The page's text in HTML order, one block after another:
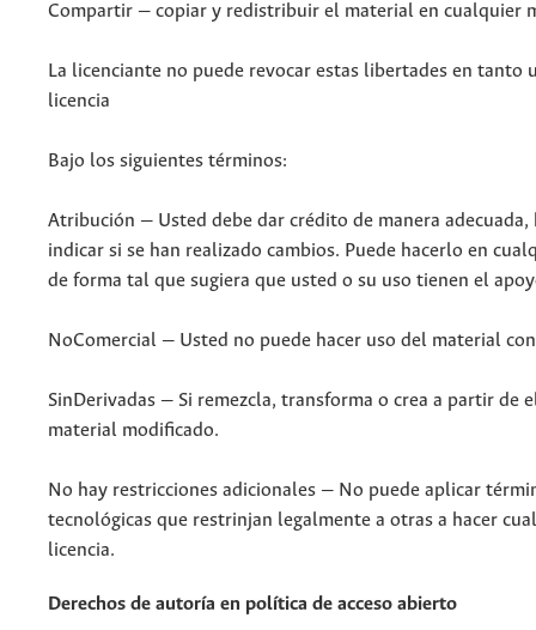
Compartir — copiar y redistribuir el material en cualquier
La licenciante no puede revocar estas libertades en tanto
licencia
Bajo los siguientes términos:
Atribución — Usted debe dar crédito de manera
indicar si se han realizado cambios. Puede hacerlo en
de forma tal que sugiera que usted o su uso tienen el
NoComercial — Usted no puede hacer uso del material
SinDerivadas — Si remezcla, transforma o crea a partir
material modificado.
No hay restricciones adicionales — No puede aplicar
tecnológicas que restrinjan legalmente a otras a hacer
licencia.
Derechos de autoría en política de acceso abierto